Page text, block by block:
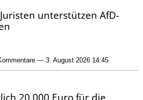
unterstützen AfD-
— 3. August 2026 14:45